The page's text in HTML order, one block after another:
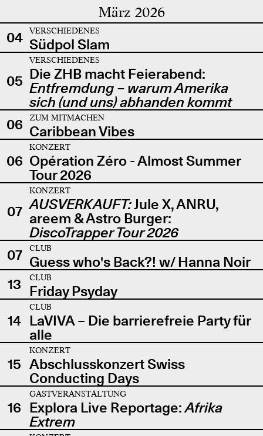
März 2026
04 VERSCHIEDENES
Südpol Slam
05
VERSCHIEDENES
Die ZHB macht Feierabend:
Entfremdung – warum Amerika
sich (und uns) abhanden kommt
06
ZUM MITMACHEN
Caribbean Vibes
06
KONZERT
Opération Zéro - Almost Summer
Tour 2026
07
KONZERT
AUSVERKAUFT:Jule X, ANRU,
areem & Astro Burger:
DiscoTrapper Tour 2026
07
CLUB
Guess who's Back?! w/ Hanna Noir
13
CLUB
Friday Psyday
14
CLUB
LaVIVA – Die barrierefreie Party für
alle
15
KONZERT
Abschlusskonzert Swiss
Conducting Days
16
GASTVERANSTALTUNG
Explora Live Reportage:Afrika
Extrem